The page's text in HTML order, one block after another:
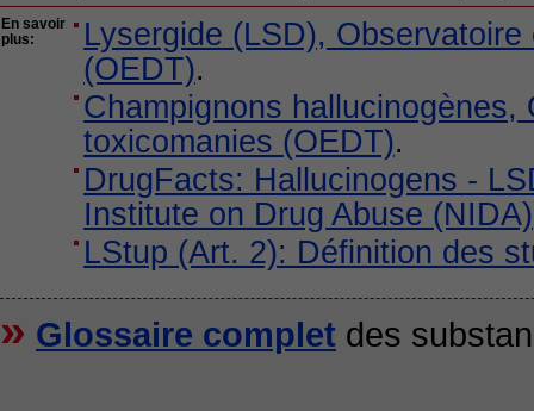
En savoir
plus:
Lysergide (LSD),
(OEDT).
Champignons
toxicomanies (OEDT).
DrugFacts: Hallucinogens -
Institute on Drug Abuse (NIDA)
LStup (Art. 2): Définition des
» Glossaire complet des